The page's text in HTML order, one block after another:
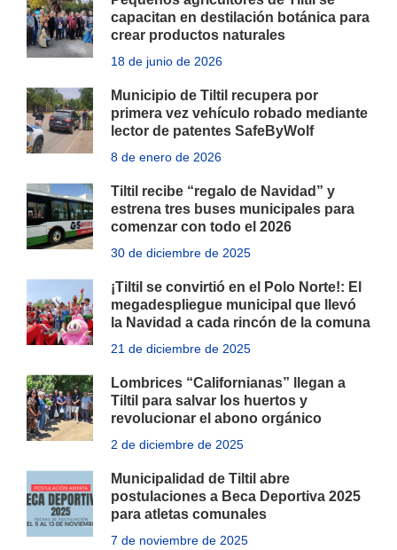
capacitan en destilación botánica para
crear productos naturales
18 de junio de 2026
Municipio de Tiltil recupera por
primera vez vehículo robado mediante
lector de patentes SafeByWolf
8 de enero de 2026
Tiltil recibe “regalo de Navidad” y
estrena tres buses municipales para
comenzar con todo el 2026
30 de diciembre de 2025
¡Tiltil se convirtió en el Polo Norte!: El
megadespliegue municipal que llevó
la Navidad a cada rincón de la comuna
21 de diciembre de 2025
Lombrices “Californianas” llegan a
Tiltil para salvar los huertos y
revolucionar el abono orgánico
2 de diciembre de 2025
Municipalidad de Tiltil abre
postulaciones a Beca Deportiva 2025
para atletas comunales
7 de noviembre de 2025